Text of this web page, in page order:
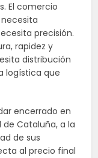
El comercio
precisión.
rapidez y
distribución
logística que
encerrado en
Cataluña, a la
de sus
al precio final